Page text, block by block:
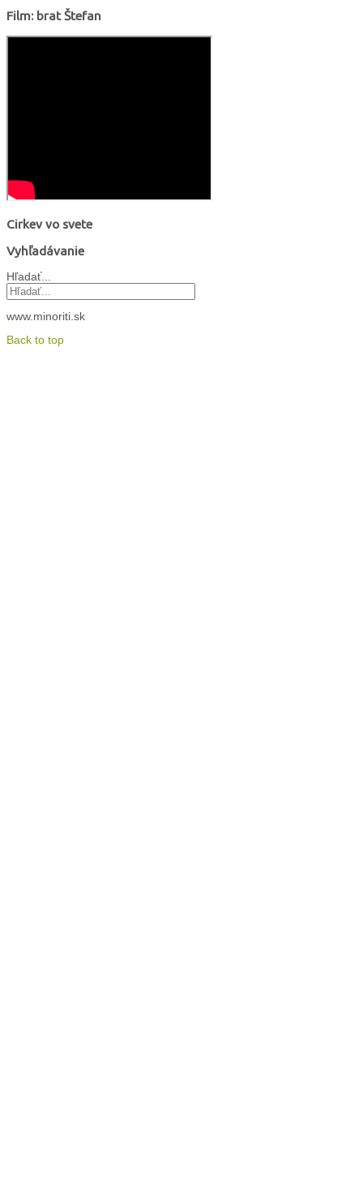
Film: brat Štefan
Cirkev vo svete
Vyhľadávanie
Hľadať...
www.minoriti.sk
Back to top